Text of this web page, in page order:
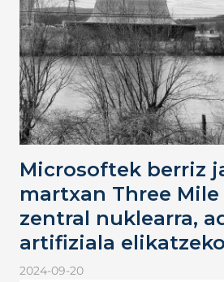
Microsoftek berriz
martxan Three Mile
zentral nuklearra,
artifiziala elikatzeko
2024-09-20